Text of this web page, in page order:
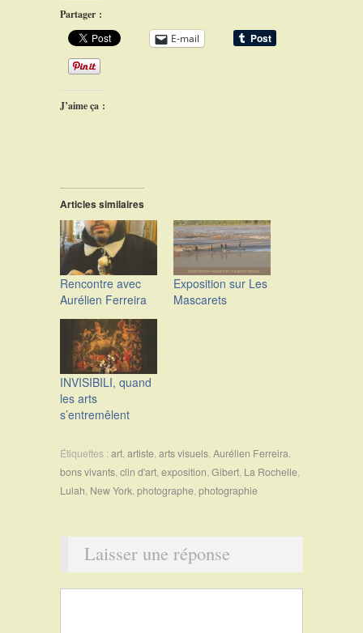
Partager :
E-mail
J’aime ça :
Articles similaires
Rencontre avec
Aurélien Ferreira
Exposition sur Les
Mascarets
INVISIBILI, quand
les arts
s’entremêlent
Étiquettes :art,artiste,arts visuels,Aurélien Ferreira,
bons vivants,clin d'art,exposition,Gibert, La Rochelle,
Lulah, New York,photographe,photographie
Laisser une réponse